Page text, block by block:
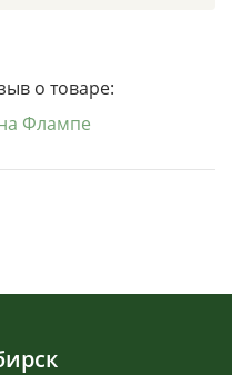
о товаре:
Флампе